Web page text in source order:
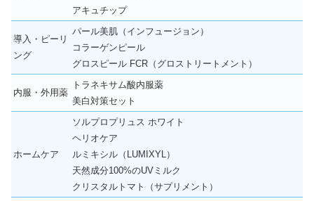
アキュチップ
導入・ピーリ
ング
パール美肌（インフュージョン）
コラーゲンピール
グロスピール FCR（グロストリートメント）
内服・外用薬
トラネキサム酸内服薬
美白対策セット
ホームケア
ソルプロプリュス ホワイト
ヘリオケア
ルミキシル（LUMIXYL）
天然成分100%のUVミルク
クリスタルトマト（サプリメント）